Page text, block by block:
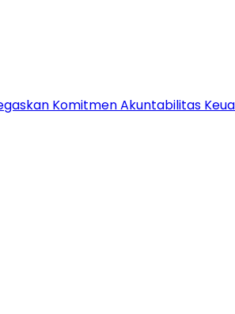
Komitmen Akuntabilitas